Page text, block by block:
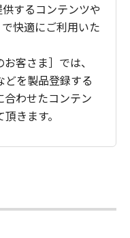
するコンテンツや
快適にご利用いた
客さま］では、
どを製品登録する
合わせたコンテン
きます。